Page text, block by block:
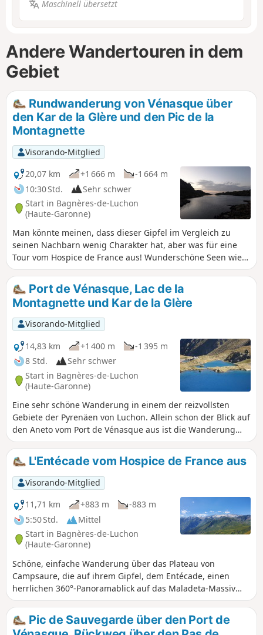
Maschinell übersetzt
Andere Wandertouren in dem
Gebiet
Rundwanderung von Vénasque über
den Kar de la Glère und den Pic de la
Montagnette
Visorando-Mitglied
20,07 km
+1 666 m
-1 664 m
10:30 Std.
Sehr schwer
Start in Bagnères-de-Luchon
(Haute-Garonne)
Man könnte meinen, dass dieser Gipfel im Vergleich zu
seinen Nachbarn wenig Charakter hat, aber was für eine
Tour vom Hospice de France aus! Wunderschöne Seen wie
der Lac de la Montagnette bei den Boums de Venasque.
Während der Zustieg zum Kar de la Glère für Wanderer gut
zu bewältigen ist, ist das Vallon de la Montagnette
ergehenen Wanderern vorbehalten, die steile Hänge mit
luftigen Passagen lieben.
Port de Vénasque, Lac de la
Montagnette und Kar de la Glère
Visorando-Mitglied
14,83 km
+1 400 m
-1 395 m
8 Std.
Sehr schwer
Start in Bagnères-de-Luchon
(Haute-Garonne)
Eine sehr schöne Wanderung in einem der reizvollsten
Gebiete der Pyrenäen von Luchon. Allein schon der Blick auf
den Aneto vom Port de Vénasque aus ist die Wanderung
wert. Der Abstieg zum Kar de la Glère sorgt für einige
Nervenkitzel, die das Ganze noch spannender machen. Eine
sehr schöne Route im Hochgebirge, die Liebhaber von
Höhenunterschieden und schönen Bergseen begeistern
wird.
L'Entécade vom Hospice de France aus
Visorando-Mitglied
11,71 km
+883 m
-883 m
5:50 Std.
Mittel
Start in Bagnères-de-Luchon
(Haute-Garonne)
Schöne, einfache Wanderung über das Plateau von
Campsaure, die auf ihrem Gipfel, dem Entécade, einen
herrlichen 360°-Panoramablick auf das Maladeta-Massiv
und insbesondere auf den Aneto, den höchsten Gipfel der
Pyrenäen, bietet.
Pic de Sauvegarde über den Port de